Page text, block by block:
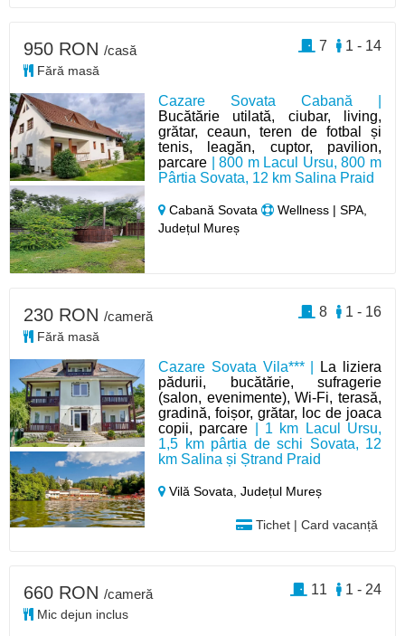
Cazare Sovata Cabană |
Bucătărie utilată, ciubar, living,
grătar, ceaun, teren de fotbal și
tenis, leagăn, cuptor, pavilion,
parcare | 800 m Lacul Ursu, 800 m
Pârtia Sovata, 12 km Salina Praid
Cabană Sovata
Wellness | SPA,
Județul Mureș
950 RON /casă
Fără masă
1 - 14
7
Cazare Sovata Vila*** |
La liziera
pădurii, bucătărie, sufragerie
(salon, evenimente), Wi-Fi, terasă,
gradină, foișor, grătar, loc de joaca
copii, parcare | 1 km Lacul Ursu,
1,5 km pârtia de schi Sovata, 12
km Salina și Ștrand Praid
Vilă Sovata,Județul Mureș
Tichet | Card vacanță
230 RON /cameră
Fără masă
1 - 16
8
660 RON /cameră
Mic dejun inclus
1 - 24
11